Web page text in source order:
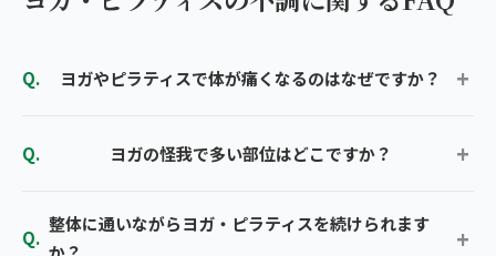
ヨガやピラティスで体が痛くなるのはなぜですか？
ヨガの怪我で多い部位はどこですか？
整体に通いながらヨガ・ピラティスを続けられます